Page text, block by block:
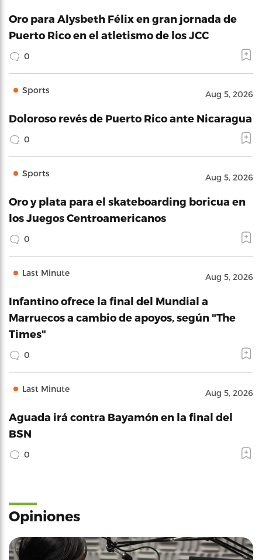
Oro para Alysbeth Félix en gran jornada de
Puerto Rico en el atletismo de los JCC
0
Sports Aug 5, 2026
Doloroso revés de Puerto Rico ante Nicaragua
0
Sports Aug 5, 2026
Oro y plata para el skateboarding boricua en
los Juegos Centroamericanos
0
Last Minute Aug 5, 2026
Infantino ofrece la final del Mundial a
Marruecos a cambio de apoyos, según "The
Times"
0
Last Minute Aug 5, 2026
Aguada irá contra Bayamón en la final del
BSN
0
Opiniones